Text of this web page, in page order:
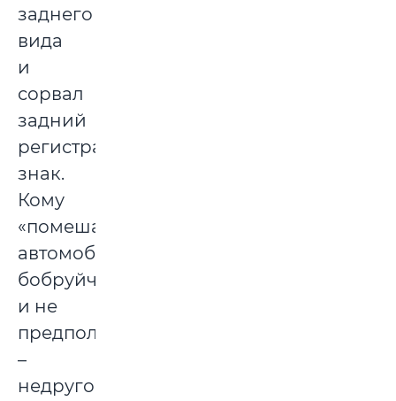
заднего
вида
и
сорвал
задний
регистрационный
знак.
Кому
«помешал»
автомобиль,
бобруйчанин
и не
предполагал
–
недругов